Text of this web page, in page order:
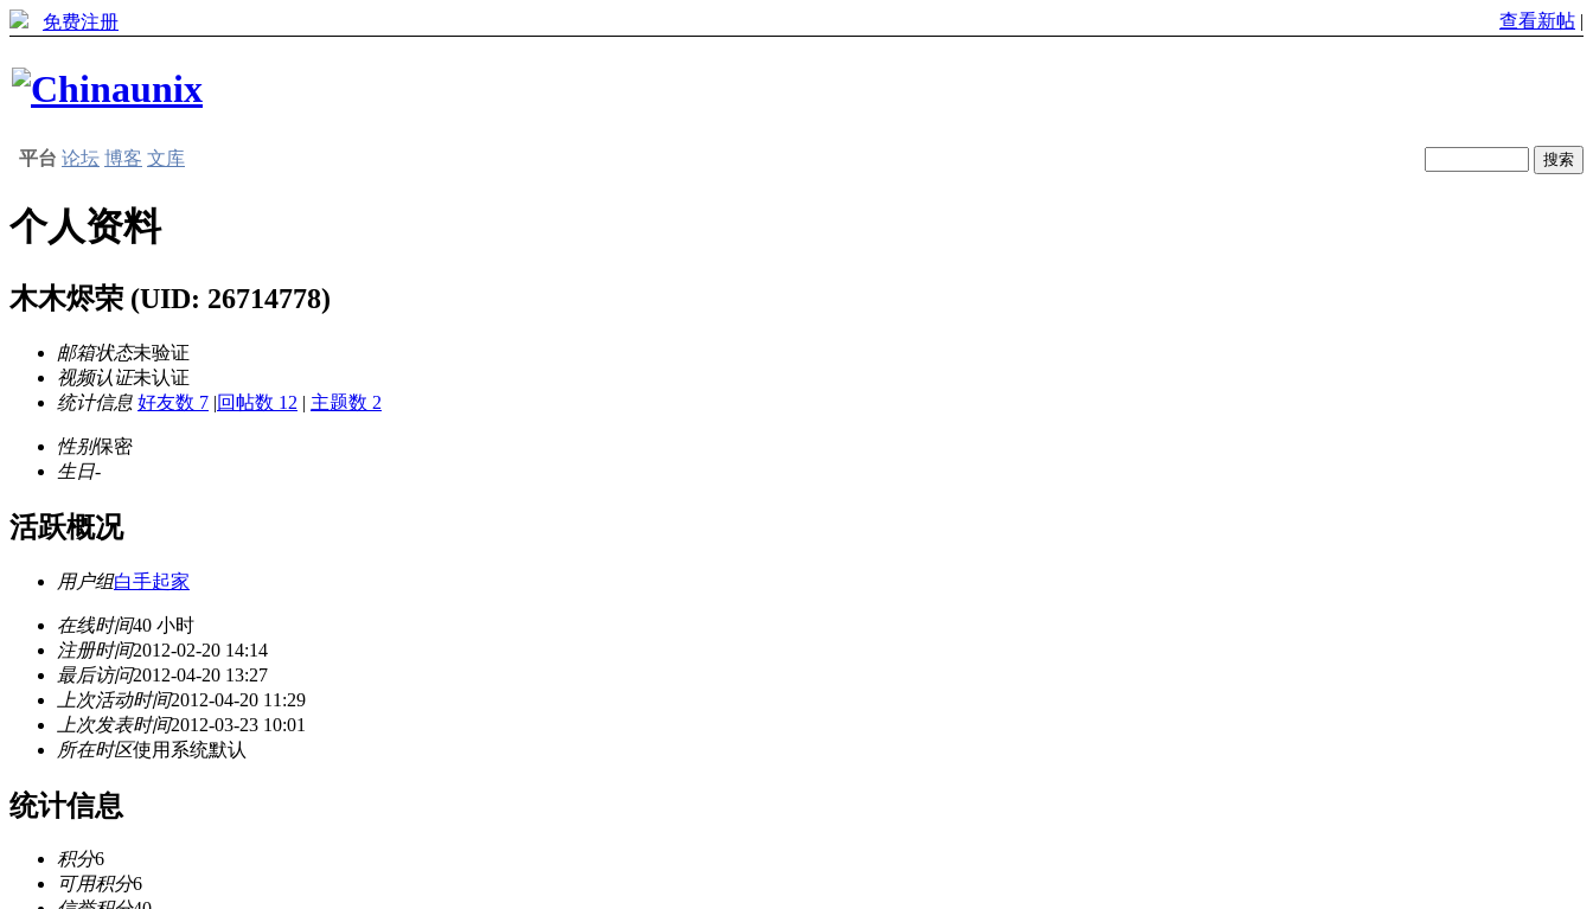
免费注册 查看新帖 |
平台 论坛 博客 文库
个人资料
木木烬荣 (UID: 26714778)
邮箱状态未验证
视频认证未认证
统计信息 好友数 7 |回帖数 12 | 主题数 2
性别保密
生日-
活跃概况
用户组白手起家
在线时间40 小时
注册时间2012-02-20 14:14
最后访问2012-04-20 13:27
上次活动时间2012-04-20 11:29
上次发表时间2012-03-23 10:01
所在时区使用系统默认
统计信息
积分6
可用积分6